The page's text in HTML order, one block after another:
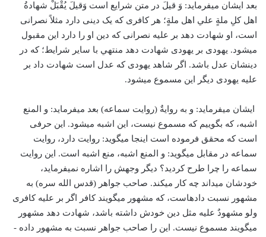
بعد ایشان می­فرماید: وَ قیلَ در متن شرایع است وَقیلَ یُقْبَلْ شهادةُ
اهل کلِ ملةٍ علي اهل ملةٍ؛ هر کافری که یک دینی دارد مثلاً نصرانی
است، او شهادت دهد بر علیه نصرانی که دین او را دارد این مقبول
می­شود. یهودی بر یهودی شهادت دهد منتهي با سایر شرایط؛ که در
دینشان عدل باشد. اگر شاهد یهودی که عدل است شهادت داد بر
علیه یهودی دیگر این مسموع می­شود.
ایشان می­فرماید: و به روایةٌ (روایت سماعه) بعد می­فرماید: و المنع
اشبه، كه بگوییم که مسموع نیست، این اشبه می­شود. این حرفی
است که محقق فرموده است اینجا می­گوید: روایت دارد، روایت
سماعه در مقابل می­گوید: و المنع اشبه، منع اشبه است. این روایت
سماعه را چرا طرح کردید؟ دیگر وجهش را اشاره نمی­فرماید،
خودشان می­داند چه کار می­کند. صاحب جواهر (قدس الله سره) به
مشهور نسبت داده­است، که مشهور می­گویند کافر اگر بر علیه کافری
ولو مشهودٌ علیه مثل دین خودش داشته­ باشد، شهادت دهد مشهور
می­گویند مسموع نیست. این را صاحب جواهر نسبت به مشهور داده ­